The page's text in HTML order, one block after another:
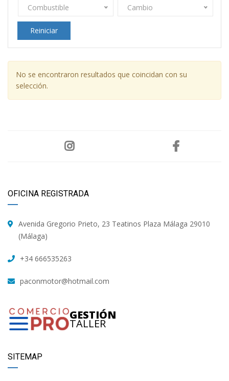
Combustible Cambio
Reiniciar
No se encontraron resultados que coincidan con su
selección.
OFICINA REGISTRADA
Avenida Gregorio Prieto, 23 Teatinos Plaza Málaga 29010
(Málaga)
+34 666535263
paconmotor@hotmail.com
GESTIÓN
TALLER
SITEMAP